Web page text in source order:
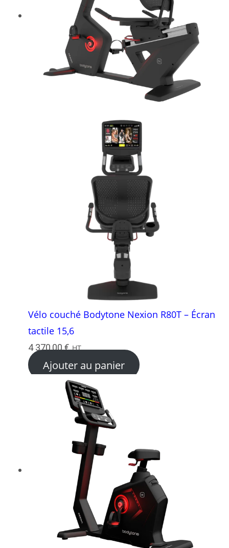
Vélo couché Bodytone Nexion R80T – Écran
tactile 15,6
4 370,00€ HT
Ajouter au panier